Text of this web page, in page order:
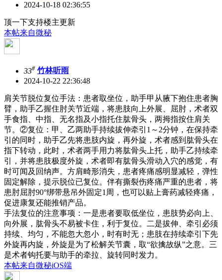
2024-10-18 02:36:55
顶一下支持楼主更新
本帖来自微秘
33# 竹林听雨
2024-10-22 22:36:48
肩关节脱位复位手法：患者取坐位，助手甲从腋下抱住患者胸
臂，助手乙握住肘关节近端，将患肢向上外展、屈肘，术者双
手食指、中指、无名指及小指托住肱骨头，两拇指按住肩关
节。②复位：甲、乙两助手持续拔伸牵引1～2分钟，在保持牵
引的同时，助手乙先将患肢内旋，再外旋，术者感到肱骨头在
指下转动，此时，术者两手用力将肱骨头上托，助手乙持续牵
引，并将患肢极度外旋，术者即有肱骨头滑动入穴的感觉，有
时可闻及回纳声。方肩畸形消失，患者疼痛感明显减轻，弹性
固定解除，提示脱位已复位。伴有撕裂伤疼痛严重的患者，将
患肘屈肘90°绑带悬吊外固定1周，也可以贴上膏药减轻疼痛，
促进康复还能推销产品。
手法复位的注意事项：一是患者要取低坐位，患肢势必向上、
向外展，肱骨头不易被卡住，利于复位。二是拔伸、牵引必须
持续、均匀，不能忽大忽小，时有时无；患肢在持续牵引下先
外旋再内旋，外旋是为了松解关节囊，取“欲擒故纵”之意。三
是术者钩托要与助手的牵拉、旋转同时发力。
本帖来自微秘iOS端